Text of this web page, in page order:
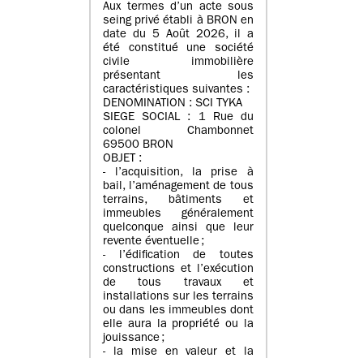
Aux termes d’un acte sous
seing privé établi à BRON en
date du 5 Août 2026, il a
été constitué une société
civile immobilière
présentant les
caractéristiques suivantes :
DENOMINATION : SCI TYKA
SIEGE SOCIAL : 1 Rue du
colonel Chambonnet
69500 BRON
OBJET :
- l’acquisition, la prise à
bail, l’aménagement de tous
terrains, bâtiments et
immeubles généralement
quelconque ainsi que leur
revente éventuelle ;
- l’édification de toutes
constructions et l’exécution
de tous travaux et
installations sur les terrains
ou dans les immeubles dont
elle aura la propriété ou la
jouissance ;
- la mise en valeur et la